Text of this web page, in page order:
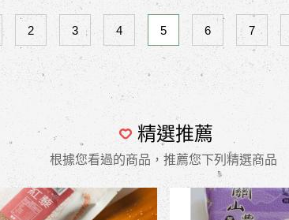
2 3 4 5 6 7
精選推薦
根據您看過的商品，推薦您下列精選商品